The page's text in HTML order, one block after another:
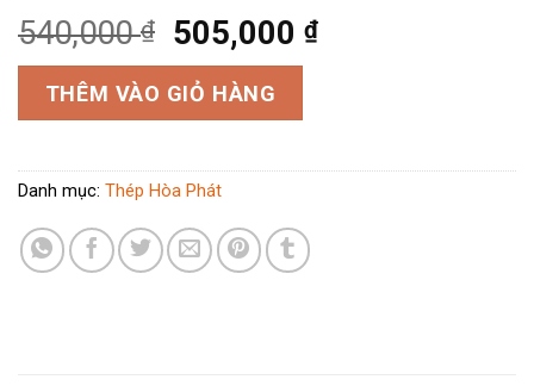
540,000₫ 505,000₫
THÊM VÀO GIỎ HÀNG
Danh mục: Thép Hòa Phát